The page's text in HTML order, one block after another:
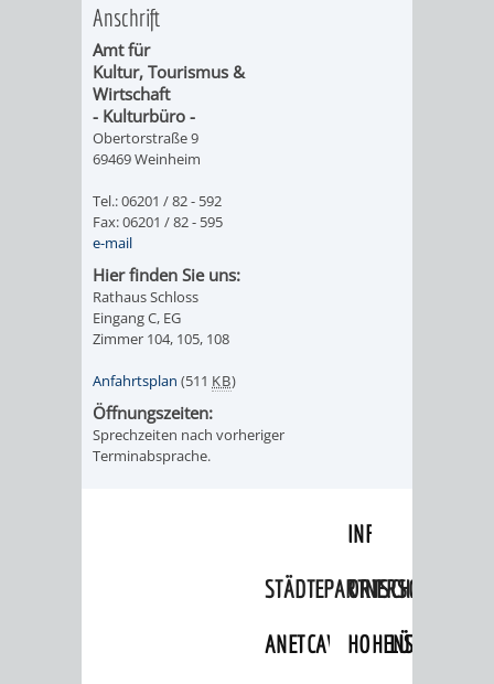
STÄDTEPARTNERSCHAFTEN
ANETCAVAILLON
ORTSCHAFTEN
HOHENSACHSEN
Anschrift
Amt für
Kultur, Tourismus &
Wirtschaft
- Kulturbüro -
Obertorstraße 9
69469 Weinheim
Tel.: 06201 / 82 - 592
Fax: 06201 / 82 - 595
e-mail
Hier finden Sie uns:
Rathaus Schloss
Eingang C, EG
Zimmer 104, 105, 108
Anfahrtsplan (511 KB)
Öffnungszeiten:
Sprechzeiten nach vorheriger
Terminabsprache.